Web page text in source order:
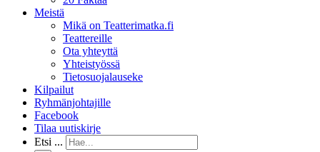
Meistä
Mikä on Teatterimatka.fi
Teattereille
Ota yhteyttä
Yhteistyössä
Tietosuojalauseke
Kilpailut
Ryhmänjohtajille
Facebook
Tilaa uutiskirje
Etsi ...